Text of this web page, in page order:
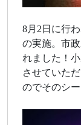
8月2日に行
の実施。市
れました！
させていた
のでそのシ